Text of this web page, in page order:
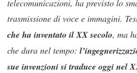
telecomunicazioni, ha previsto lo
trasmissione di voce e immagini.
che ha inventato il XX secolo, ma
che dura nel tempo:
sue invenzioni si traduce oggi nel